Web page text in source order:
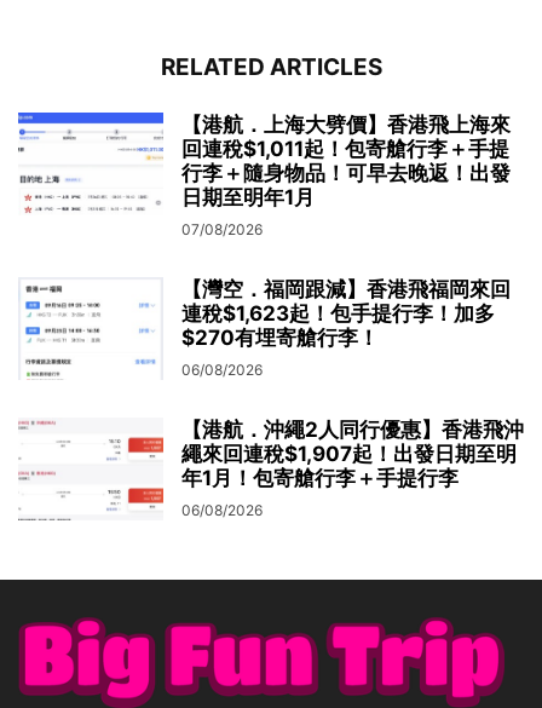
RELATED ARTICLES
【港航．上海大劈價】香港飛上海來
回連稅$1,011起！包寄艙行李＋手提
行李＋隨身物品！可早去晚返！出發
日期至明年1月
07/08/2026
【灣空．福岡跟減】香港飛福岡來回
連稅$1,623起！包手提行李！加多
$270有埋寄艙行李！
06/08/2026
【港航．沖繩2人同行優惠】香港飛沖
繩來回連稅$1,907起！出發日期至明
年1月！包寄艙行李＋手提行李
06/08/2026